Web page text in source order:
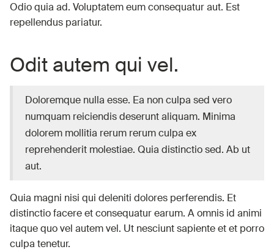
Odio quia ad. Voluptatem eum consequatur aut. Est
repellendus pariatur.
Odit autem qui vel.
Doloremque nulla esse. Ea non culpa sed vero
numquam reiciendis deserunt aliquam. Minima
dolorem mollitia rerum rerum culpa ex
reprehenderit molestiae. Quia distinctio sed. Ab ut
aut.
Quia magni nisi qui deleniti dolores perferendis. Et
distinctio facere et consequatur earum. A omnis id animi
itaque quo vel autem vel. Ut nesciunt sapiente et et porro
culpa tenetur.